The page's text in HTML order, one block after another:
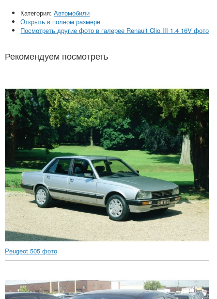
Категория:Автомобили
Открыть в полном размере
Посмотреть другие фото в галерее Renault Clio III 1.4 16V фото
Рекомендуем посмотреть
Peugeot 505 фото